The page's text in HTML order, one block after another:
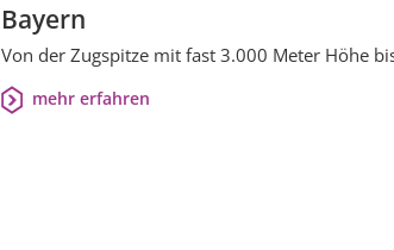
Bayern
Von der Zugspitze mit fast 3.000 Meter Höhe
mehr erfahren